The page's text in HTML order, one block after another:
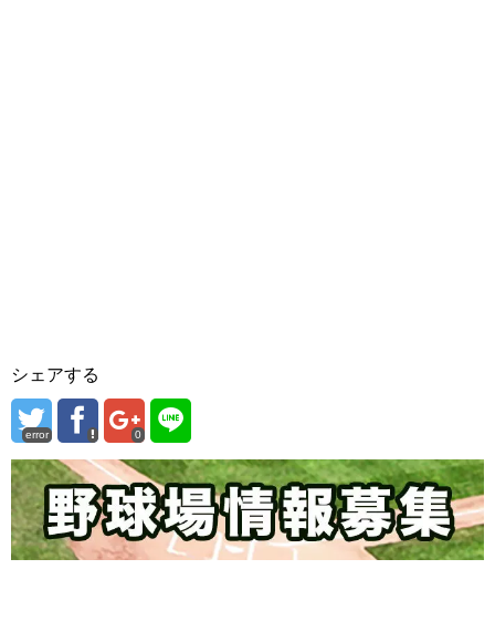
シェアする
error 0